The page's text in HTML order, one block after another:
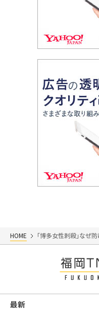
HOME 「博多女性刺殺」なぜ
最新